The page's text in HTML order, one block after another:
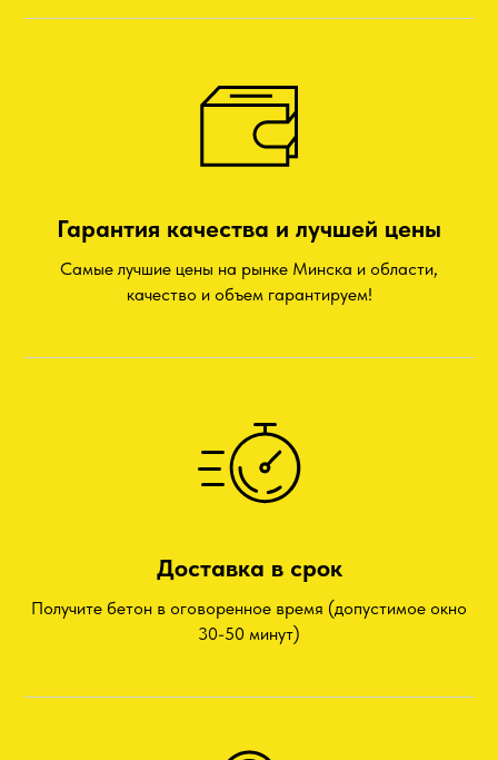
Гарантия качества и лучшей цены
Самые лучшие цены на рынке Минска и области,
качество и объем гарантируем!
Доставка в срок
Получите бетон в оговоренное время (допустимое окно
30-50 минут)